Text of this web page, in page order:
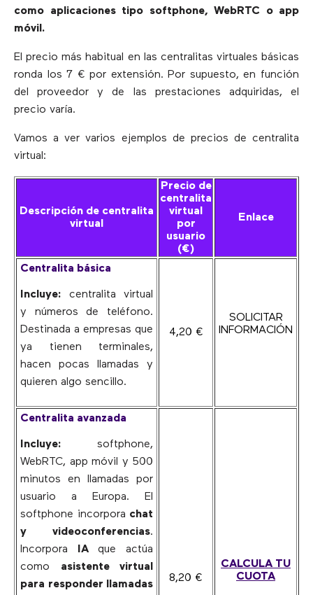
como aplicaciones tipo softphone, WebRTC o app
móvil.
El precio más habitual en las centralitas virtuales básicas
ronda los 7 € por extensión. Por supuesto, en función
del proveedor y de las prestaciones adquiridas, el
precio varía.
Vamos a ver varios ejemplos de precios de centralita
virtual:
Descripción de centralita
virtual
Precio de
centralita
virtual
por
usuario
(€)
Enlace
Centralita básica
Incluye: centralita virtual
y números de teléfono.
Destinada a empresas que
ya tienen terminales,
hacen pocas llamadas y
quieren algo sencillo.
4,20 €
SOLICITAR
INFORMACIÓN
Centralita avanzada
Incluye: softphone,
WebRTC, app móvil y 500
minutos en llamadas por
usuario a Europa. El
softphone incorpora chat
y videoconferencias.
Incorpora
IAque actúa
como asistente virtual
para responder llamadas
8,20 €
CALCULA TU
CUOTA